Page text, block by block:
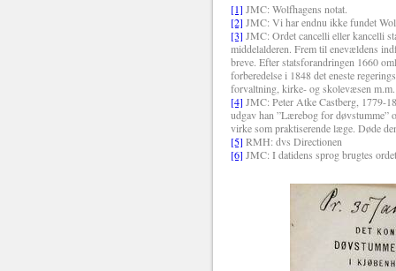
[1] JMC: Wolfhagens notat.
[2] JMC: Vi har endnu ikke fundet
[3] JMC: Ordet cancelli eller kancelli
middelalderen. Frem til enevældens
breve. Efter statsforandringen 1660
forberedelse i 1848 det eneste
forvaltning, kirke- og skolevæsen
[4] JMC: Peter Atke Castberg, 1779-
udgav han ”Lærebog for døvstumme”
virke som praktiserende læge. Døde
[5] RMH: dvs Directionen
[6] JMC: I datidens sprog brugtes